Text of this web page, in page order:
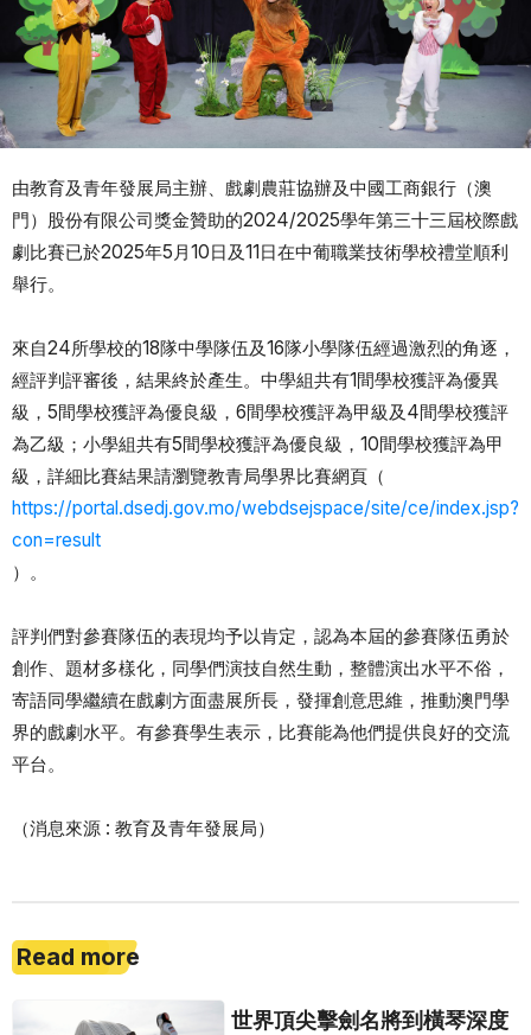
由教育及青年發展局主辦、戲劇農莊協辦及中國工商銀行（澳
門）股份有限公司獎金贊助的2024/2025學年第三十三屆校際戲
劇比賽已於2025年5月10日及11日在中葡職業技術學校禮堂順利
舉行。
來自24所學校的18隊中學隊伍及16隊小學隊伍經過激烈的角逐，
經評判評審後，結果終於產生。中學組共有1間學校獲評為優異
級，5間學校獲評為優良級，6間學校獲評為甲級及4間學校獲評
為乙級；小學組共有5間學校獲評為優良級，10間學校獲評為甲
級，詳細比賽結果請瀏覽教青局學界比賽網頁（
https://portal.dsedj.gov.mo/webdsejspace/site/ce/index.jsp?
con=result
）。
評判們對參賽隊伍的表現均予以肯定，認為本屆的參賽隊伍勇於
創作、題材多樣化，同學們演技自然生動，整體演出水平不俗，
寄語同學繼續在戲劇方面盡展所長，發揮創意思維，推動澳門學
界的戲劇水平。有參賽學生表示，比賽能為他們提供良好的交流
平台。
（消息來源 : 教育及青年發展局）
Read more
世界頂尖擊劍名將到橫琴深度